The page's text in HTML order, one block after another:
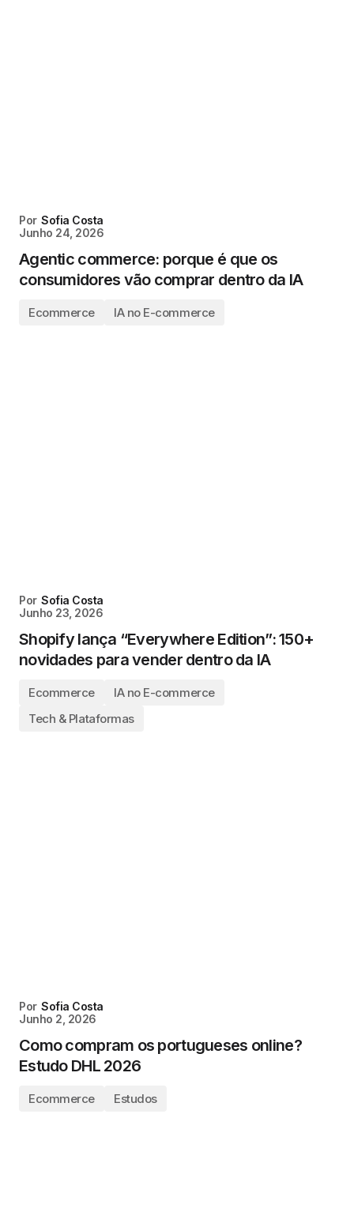
Por Sofia Costa
Junho 24, 2026
Agentic commerce: porque é que os
consumidores vão comprar dentro da IA
Ecommerce IA no E-commerce
Por Sofia Costa
Junho 23, 2026
Shopify lança “Everywhere Edition”: 150+
novidades para vender dentro da IA
Ecommerce
IA no E-commerce
Tech & Plataformas
Por Sofia Costa
Junho 2, 2026
Como compram os portugueses online?
Estudo DHL 2026
Ecommerce Estudos